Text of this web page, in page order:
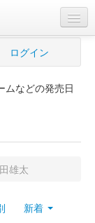
ログイン
ムなどの発売日
雄太
新着